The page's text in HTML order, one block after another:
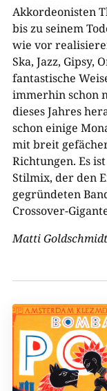
Akkordeonisten
bis zu seinem
wie vor
Ska, Jazz, Gipsy,
fantastische
immerhin schon
dieses Jahres
schon einige
mit breit
Richtungen. Es
Stilmix, der den
gegründeten
Crossover-
Matti Goldschmidt